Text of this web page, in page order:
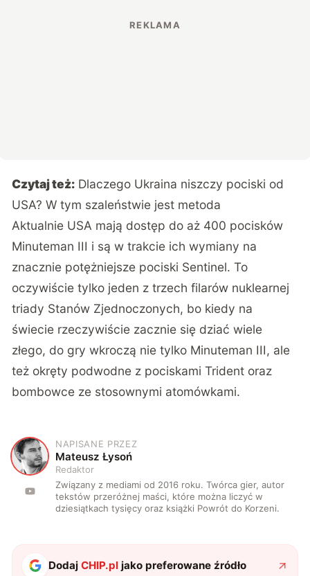
Czytaj też: Dlaczego Ukraina niszczy pociski od
USA? W tym szaleństwie jest metoda
Aktualnie USA mają dostęp do aż 400 pocisków
Minuteman III i są w trakcie ich wymiany na
znacznie potężniejsze pociski Sentinel. To
oczywiście tylko jeden z trzech filarów nuklearnej
triady Stanów Zjednoczonych, bo kiedy na
świecie rzeczywiście zacznie się dziać wiele
złego, do gry wkroczą nie tylko Minuteman III, ale
też okręty podwodne z pociskami Trident oraz
bombowce ze stosownymi atomówkami.
M
NAPISANE PRZEZ
Mateusz Łysoń
Redaktor
Związany z mediami od 2016 roku. Twórca gier, autor
tekstów przeróżnej maści, które można liczyć w
dziesiątkach tysięcy oraz książki Powrót do Korzeni.
DodajCHIP.pl jako preferowane źródło